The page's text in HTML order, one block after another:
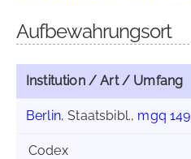
Aufbewahrungsort
Institution / Art / Umfang
Berlin, Staatsbibl., mgq 149
Codex